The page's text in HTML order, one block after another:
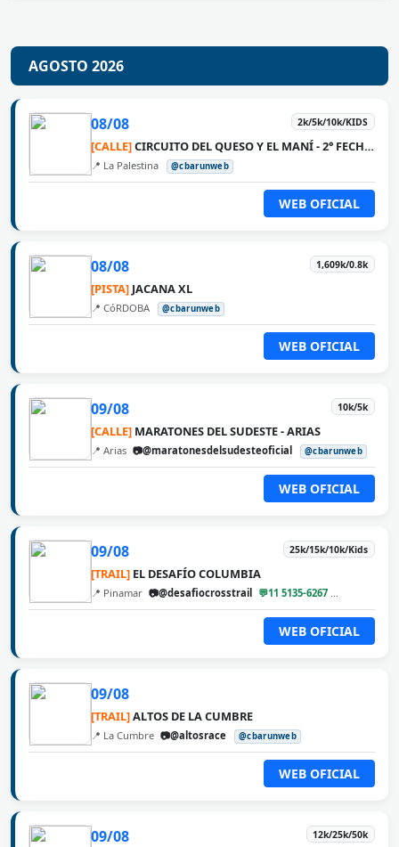
AGOSTO 2026
08/08 2k/5k/10k/KIDS
[CALLE]CIRCUITO DEL QUESO Y EL MANÍ - 2° FECHA LA PALESTINA
📍 La Palestina @cbarunweb
WEB OFICIAL
08/08 1,609k/0.8k
[PISTA] JACANA XL
📍 CóRDOBA @cbarunweb
WEB OFICIAL
09/08 10k/5k
[CALLE] MARATONES DEL SUDESTE - ARIAS
📍 Arias 📷@maratonesdelsudesteoficial @cbarunweb
WEB OFICIAL
09/08 25k/15k/10k/Kids
[TRAIL] EL DESAFÍO COLUMBIA
📍 Pinamar 📷@desafiocrosstrail 💬11 5135-6267
WEB OFICIAL
09/08
[TRAIL]ALTOS DE LA CUMBRE
📍 La Cumbre 📷@altosrace @cbarunweb
WEB OFICIAL
09/08 12k/25k/50k